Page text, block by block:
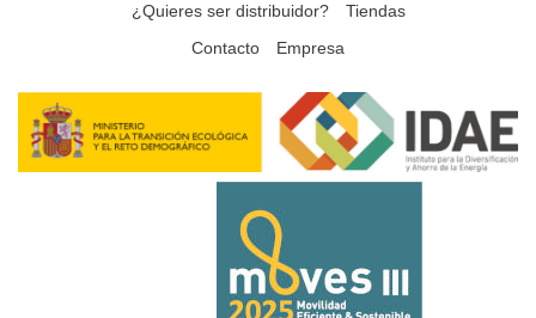
¿Quieres ser distribuidor?
Tiendas
Contacto
Empresa